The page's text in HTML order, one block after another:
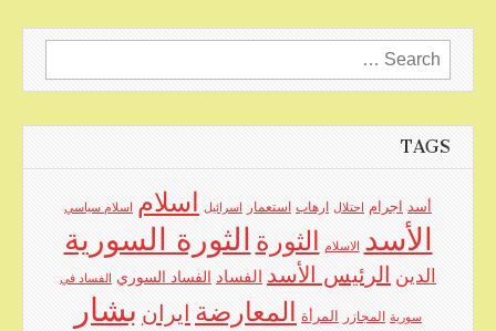
Search
for:
TAGS
أسد اجرام احتلال ارهاب استعمار اسرائيل اسلام اسلام سياسي
الأسد الاسلام الثورة الثورة السورية
الدين الرئيس الأسد الفساد الفساد السوري الفساد في
سورية المجازر المرأة المعارضة ايران بشار